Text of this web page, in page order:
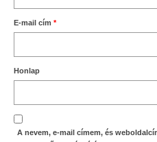
E-mail cím *
Honlap
A nevem, e-mail címem, és